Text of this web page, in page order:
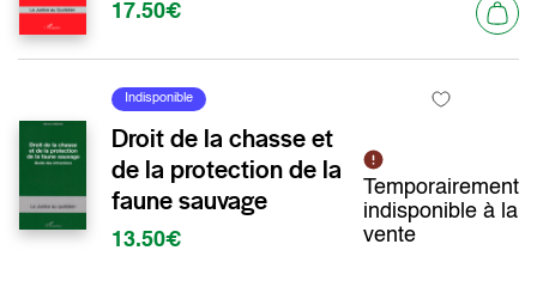
17.50€
Indisponible
Droit de la chasse et
de la protection de la
faune sauvage
13.50€
Temporairement
indisponible à la
vente